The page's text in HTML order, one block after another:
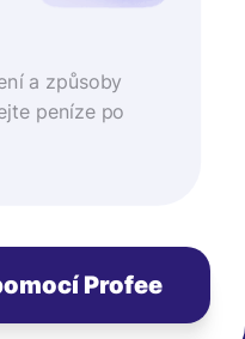
a způsoby
peníze po
Profee